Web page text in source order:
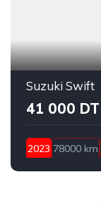
Suzuki Swift
41 000 DT
2023 78000 km
Bizerte